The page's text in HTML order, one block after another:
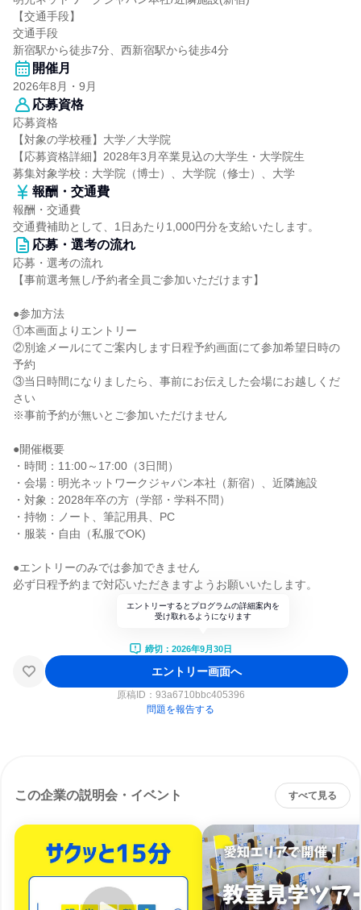
【交通手段】
交通手段
新宿駅から徒歩7分、西新宿駅から徒歩4分
開催月
2026年8月・9月
応募資格
応募資格
【対象の学校種】大学／大学院
【応募資格詳細】2028年3月卒業見込の大学生・大学院生
募集対象学校：大学院（博士）、大学院（修士）、大学
報酬・交通費
報酬・交通費
交通費補助として、1日あたり1,000円分を支給いたします。
応募・選考の流れ
応募・選考の流れ
【事前選考無し/予約者全員ご参加いただけます】
●参加方法
①本画面よりエントリー
②別途メールにてご案内します日程予約画面にて参加希望日時の
予約
③当日時間になりましたら、事前にお伝えした会場にお越しくだ
さい
※事前予約が無いとご参加いただけません
●開催概要
・時間：11:00～17:00（3日間）
・会場：明光ネットワークジャパン本社（新宿）、近隣施設
・対象：2028年卒の方（学部・学科不問）
・持物：ノート、筆記用具、PC
・服装・自由（私服でOK)
●エントリーのみでは参加できません
必ず日程予約まで対応いただきますようお願いいたします。
エントリーするとプログラムの詳細案内を
受け取れるようになります
締切：2026年9月30日
エントリー画面へ
原稿ID： 93a6710bbc405396
問題を報告する
この企業の説明会・イベント すべて見る